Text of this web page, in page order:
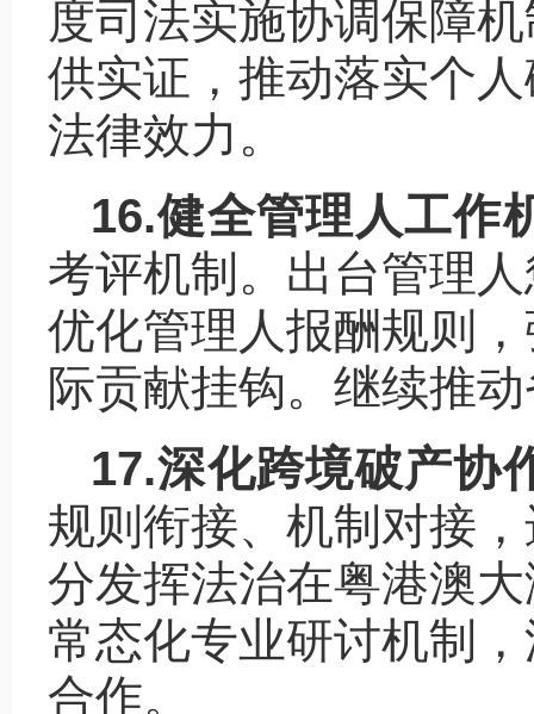
度司法实施协调保障
供实证，推动落实个
法律效力。
16.健全管理人工作
考评机制。出台管理
优化管理人报酬规则
际贡献挂钩。继续推
17.深化跨境破产协
规则衔接、机制对接
分发挥法治在粤港澳
常态化专业研讨机制
合作。